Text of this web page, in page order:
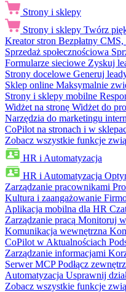
Strony i sklepy
Strony i sklepy Twórz
Kreator stron Bezpłatny
Sprzedaż społecznościowa
Formularze sieciowe Zyskuj
Strony docelowe Generuj
Sklep online Maksymalnie
Strony i sklepy mobilne
Widżet na stronę Widżet do
Narzędzia do marketingu
CoPilot na stronach i w
Zobacz wszystkie funkcje
HR i Automatyzacja
HR i Automatyzacja
Zarządzanie pracownikami
Kultura i zaangażowanie
Aplikacja mobilna dla HR
Zarządzanie pracą Monitoruj
Komunikacja wewnętrzna
CoPilot w Aktualnościach
Zarządzanie informacjami
Serwer MCP Podłącz
Automatyzacja Usprawnij
Zobacz wszystkie funkcje